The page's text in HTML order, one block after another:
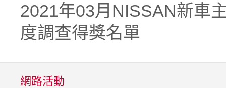
2021年03月NISSAN新車
度調查得獎名單
網路活動